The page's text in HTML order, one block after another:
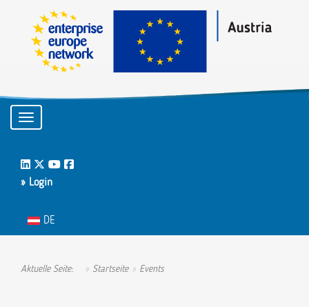
Toggle navigation
LinkedIn
Twitter
Youtube
Facebook
» Login
Sprache auswählen
DE
Aktuelle Seite: Startseite Events